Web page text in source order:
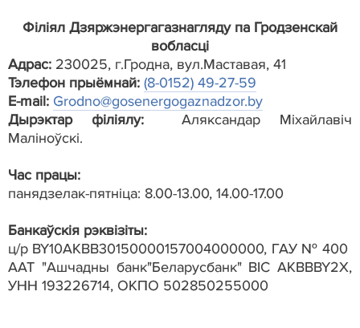
Філіял Дзяржэнергагазнагляду па Гродзенскай
вобласці
Адрас: 230025, г.Гродна, вул.Маставая, 41
Тэлефон прыёмнай: (8-0152) 49-27-59
Е-mail: Grodno@gosenergogaznadzor.by
Дырэктар філіялу:
Аляксандар Міхайлавіч
Маліноўскі.
Час працы:
панядзелак-пятніца: 8.00-13.00, 14.00-17.00
Банкаўскія рэквізіты:
ц/р BY10АКBB30150000157004000000, ГАУ № 400
AAT "Ашчадны банк"Беларусбанк" BIC AKBBBY2X,
УНН 193226714, ОКПО 502850255000